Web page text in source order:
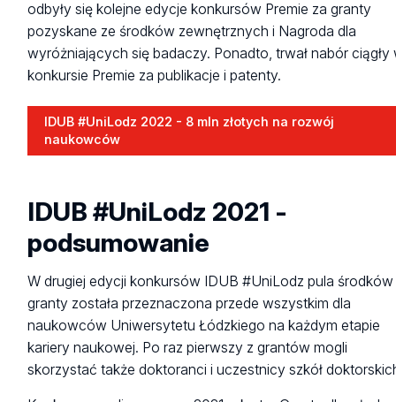
odbyły się kolejne edycje konkursów Premie za granty
pozyskane ze środków zewnętrznych i Nagroda dla
wyróżniających się badaczy. Ponadto, trwał nabór ciągły
konkursie Premie za publikacje i patenty.
IDUB #UniLodz 2022 - 8 mln złotych na rozwój
naukowców
IDUB
#UniLodz
8
złotych
rozwój
naukowców
IDUB #UniLodz 2021 -
podsumowanie
W drugiej edycji konkursów IDUB #UniLodz pula
granty została przeznaczona przede wszystkim dla
naukowców Uniwersytetu Łódzkiego na każdym etapie
kariery naukowej. Po raz pierwszy z grantów mogli
skorzystać także doktoranci i uczestnicy szkół